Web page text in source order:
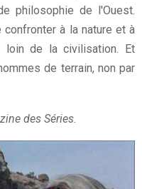
philosophie de l'Ouest.
à la nature et à
loin de la civilisation. Et
de terrain, non par
des Séries.